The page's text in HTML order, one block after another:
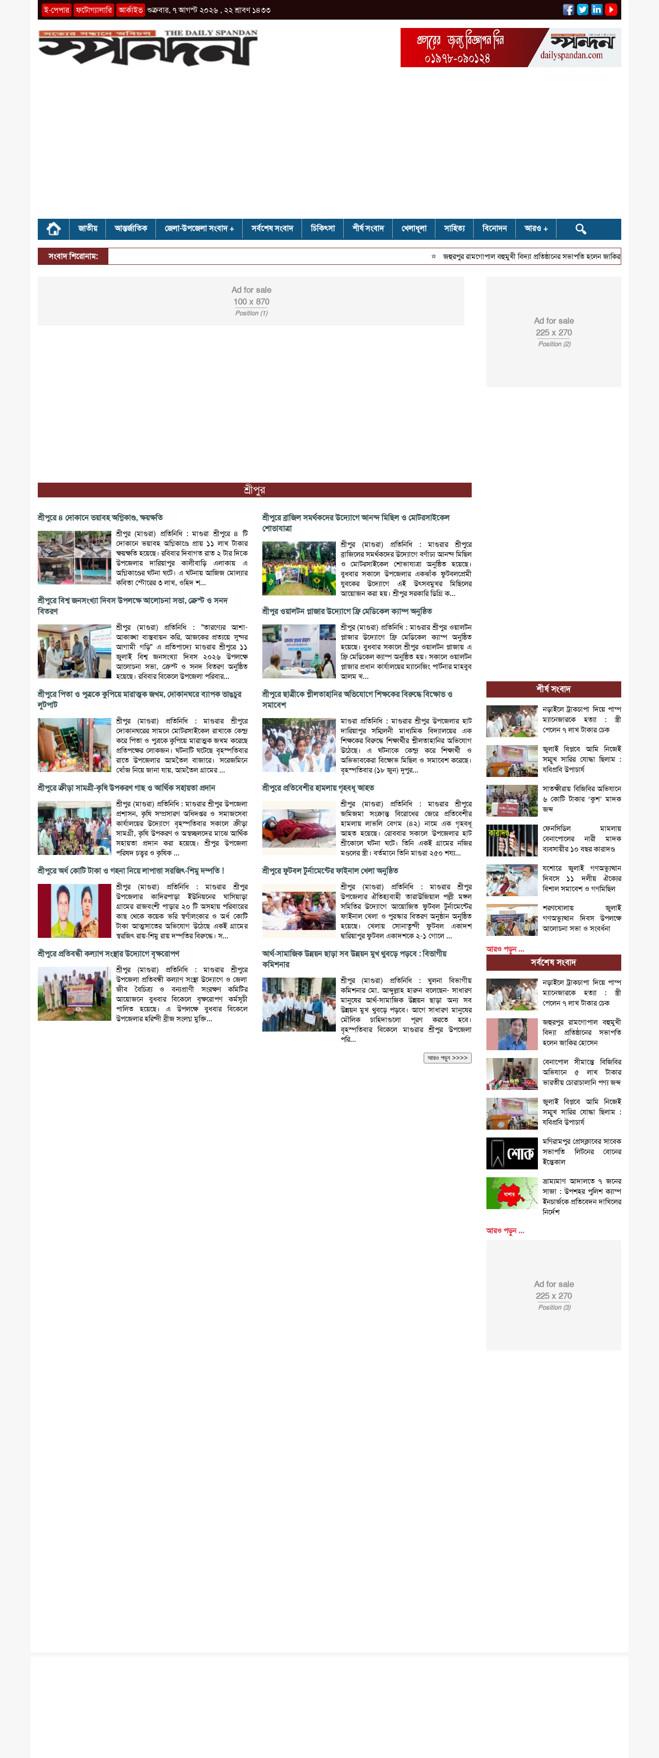
ই-পেপার ফটোগ্যালারি আর্কাইভ শুক্রবার, ৭ আগস্ট ২০২৬ , ২২ শ্রাবণ ১৪৩৩
জাতীয় আন্তর্জাতিক জেলা-উপজেলা সংবাদ সর্বশেষ সংবাদ চিকিৎসা শীর্ষ সংবাদ খেলাধূলা সাহিত্য বিনোদন আরও 🔍
সংবাদ শিরোনাম: জহুরপুর রামগোপাল বহুমুখী বিদ্যা প্রতিষ্ঠানের সভাপতি হলেন জাকির হোসেন
Ad for sale
100 x 870
Position (1)
শ্রীপুর
শ্রীপুরে ৪ দোকানে ভয়াবহ অগ্নিকাণ্ড, ক্ষয়ক্ষতি
শ্রীপুর (মাগুরা) প্রতিনিধি : মাগুরা শ্রীপুরে ৪ টি
দোকানে ভয়াবহ অগ্নিকাণ্ডে প্রায় ১১ লাখ টাকার
ক্ষয়ক্ষতি হয়েছে। রবিবার দিবাগত রাত ২ টার দিকে
উপজেলার দারিয়াপুর কালীবাড়ি এলাকায় এ
অগ্নিকাণ্ডের ঘটনা ঘটে। এ ঘটনায় আজিজ মোল্যার
কবিতা স্টোরের ৩ লাখ, ওহিদ শ...
শ্রীপুরে বিশ্ব জনসংখ্যা দিবস উপলক্ষে আলোচনা সভা, ক্রেস্ট ও সনদ
বিতরণ
শ্রীপুর (মাগুরা) প্রতিনিধি : "তারণ্যের আশা-
আকাঙ্খা বাস্তবায়ন করি, আজকের প্রত্যয়ে সুন্দর
আগামী গড়ি" এ প্রতিপাদ্যে মাগুরার শ্রীপুরে ১১
জুলাই বিশ্ব জনসংখ্যা দিবস ২০২৬ উপলক্ষে
আলোচনা সভা, ক্রেস্ট ও সনদ বিতরণ অনুষ্ঠিত
হয়েছে। রবিবার বিকেলে উপজেলা পরিবার...
শ্রীপুরে পিতা ও পুত্রকে কুপিয়ে মারাত্মক জখম, দোকানঘরে ব্যাপক ভাঙচুর
লুটপাট
শ্রীপুর (মাগুরা) প্রতিনিধি : মাগুরার শ্রীপুরে
দোকানঘরের সামনে মোটরসাইকেল রাখাকে কেন্দ্র
করে পিতা ও পুত্রকে কুপিয়ে মারাত্মক জখম করেছে
প্রতিপক্ষের লোকজন। ঘটনাটি ঘটেছে বৃহস্পতিবার
রাতে উপজেলার আমতৈল বাজারে। সরেজমিনে
খোঁজ নিয়ে জানা যায়, আমতৈল গ্রামের ...
শ্রীপুরে ক্রীড়া সামগ্রী-কৃষি উপকরণ গাছ ও আর্থিক সহায়তা প্রদান
শ্রীপুর (মাগুরা) প্রতিনিধি : মাগুরার শ্রীপুর উপজেলা
প্রশাসন, কৃষি সম্প্রসারণ অধিদপ্তর ও সমাজসেবা
কার্যালয়ের উদ্যোগে বৃহস্পতিবার সকালে ক্রীড়া
সামগ্রী, কৃষি উপকরণ ও অস্বচ্ছলদের মাঝে আর্থিক
সহায়তা প্রদান করা হয়েছে। শ্রীপুর উপজেলা
পরিষদ চত্বর ও কৃষিক ...
শ্রীপুরে অর্ধ কোটি টাকা ও গহনা নিয়ে লাপাত্তা সরজিৎ-শিমু দম্পতি !
শ্রীপুর (মাগুরা) প্রতিনিধি : মাগুরার শ্রীপুর
উপজেলার কাদিরপাড়া ইউনিয়নের ঘাসিয়াড়া
গ্রামের রাজবংশী পাড়ার ২০ টি অসহায় পরিবারের
কাছ থেকে কয়েক ভরি স্বর্ণালংকার ও অর্ধ কোটি
টাকা আত্মসাতের অভিযোগ উঠেছে একই গ্রামের
স্বরজিৎ রায়-শিমু রায় দম্পতির বিরুদ্ধে। স...
শ্রীপুরে প্রতিবন্ধী কল্যাণ সংস্থার উদ্যোগে বৃক্ষরোপণ
শ্রীপুর (মাগুরা) প্রতিনিধি : মাগুরার শ্রীপুরে
উপজেলা প্রতিবন্ধী কল্যাণ সংস্থা উদ্যোগে ও জেলা
জীব বৈচিত্র্য ও বন্যপ্রাণী সংরক্ষণ কমিটির
আয়োজনে বুধবার বিকেলে বৃক্ষরোপণ কর্মসূচী
পালিত হয়েছে। এ উপলক্ষে বুধবার বিকেলে
উপজেলার হরিন্দী ব্রীজ সংলগ্ন মুক্তি...
শ্রীপুরে ব্রাজিল সমর্থকদের উদ্যোগে আনন্দ মিছিল ও মোটরসাইকেল
শোভাযাত্রা
শ্রীপুর (মাগুরা) প্রতিনিধি : মাগুরার শ্রীপুরে
ব্রাজিলের সমর্থকদের উদ্যোগে বর্ণাঢ্য আনন্দ মিছিল
ও মোটরসাইকেল শোভাযাত্রা অনুষ্ঠিত হয়েছে।
বুধবার সকালে উপজেলার একঝাঁক ফুটবলপ্রেমী
যুবকের উদ্যোগে এই উৎসবমুখর মিছিলের
আয়োজন করা হয়। শ্রীপুর সরকারি ডিগ্রি ক...
শ্রীপুর ওয়ালটন প্লাজার উদ্যোগে ফ্রি মেডিকেল ক্যাম্প অনুষ্ঠিত
শ্রীপুর (মাগুরা) প্রতিনিধি : মাগুরার শ্রীপুর ওয়ালটন
প্লাজার উদ্যোগে ফ্রি মেডিকেল ক্যাম্প অনুষ্ঠিত
হয়েছে। বুধবার সকালে শ্রীপুর ওয়ালটন প্লাজায় এ
ফ্রি মেডিকেল ক্যাম্প অনুষ্ঠিত হয়। সকালে ওয়ালটন
প্লাজার প্রধান কার্যালয়ের ম্যানেজিং পার্টনার মাহবুব
আলম খ...
শ্রীপুরে ছাত্রীকে শ্লীলতাহানির অভিযোগে শিক্ষকের বিরুদ্ধে বিক্ষোভ ও
সমাবেশ
মাগুরা প্রতিনিধি : মাগুরার শ্রীপুর উপজেলার হাট
দারিয়াপুর সম্মিলনী মাধ্যমিক বিদ্যালয়ের এক
শিক্ষকের বিরুদ্ধে শিক্ষার্থীর শ্লীলতাহানির অভিযোগ
উঠেছে। এ ঘটনাকে কেন্দ্র করে শিক্ষার্থী ও
অভিভাবকেরা বিক্ষোভ মিছিল ও সমাবেশ করেছে।
বৃহস্পতিবার (১৮ জুন) দুপুর...
শ্রীপুরে প্রতিবেশীর হামলায় গৃহবধূ আহত
শ্রীপুর (মাগুরা) প্রতিনিধি : মাগুরার শ্রীপুরে
জমিজমা সংক্রান্ত বিরোধের জেরে প্রতিবেশীর
হামলায় লাভলি বেগম (৪২) নামে এক গৃহবধূ
আহত হয়েছে। রোববার সকালে উপজেলার হাট
শ্রীকোলে ঘটনা ঘটে। তিনি একই গ্রামের নজির
মণ্ডলের স্ত্রী। বর্তমানে তিনি মাগুরা ২৫০ শয্য...
শ্রীপুরে ফুটবল টুর্নামেন্টের ফাইনাল খেলা অনুষ্ঠিত
শ্রীপুর (মাগুরা) প্রতিনিধি : মাগুরার শ্রীপুর
উপজেলার ঐতিহ্যবাহী তারাউজিয়াল পল্লী মঙ্গল
সমিতির উদ্যোগে আয়োজিত ফুটবল টুর্নামেন্টের
ফাইনাল খেলা ও পুরস্কার বিতরণ অনুষ্ঠান অনুষ্ঠিত
হয়েছে। খেলায় সোনাতুন্দী ফুটবল একাদশ
দ্বারিয়াপুর ফুটবল একাদশকে ২-১ গোলে ...
আর্থ-সামাজিক উন্নয়ন ছাড়া সব উন্নয়ন মুখ থুবড়ে পড়বে : বিভাগীয়
কমিশনার
শ্রীপুর (মাগুরা) প্রতিনিধি : খুলনা বিভাগীয়
কমিশনার মো. আব্দুল্লাহ হারুন বলেছেন- সাধারণ
মানুষের আর্থ-সামাজিক উন্নয়ন ছাড়া অন্য সব
উন্নয়ন মুখ থুবড়ে পড়বে। আগে সাধারণ মানুষের
মৌলিক চাহিদাগুলো পূরণ করতে হবে।
বৃহস্পতিবার বিকেলে মাগুরার শ্রীপুর উপজেলা
পরি...
আরও পড়ুন >>>>
Ad for sale
225 x 270
Position (2)
শীর্ষ সংবাদ
নড়াইলে ট্রাকচাপা দিয়ে পাম্প
ম্যানেজারকে হত্যা : স্ত্রী
পেলেন ৭ লাখ টাকার চেক
জুলাই বিপ্লবে আমি নিজেই
সম্মুখ সারির যোদ্ধা ছিলাম :
যবিপ্রবি উপাচার্য
সাতক্ষীরায় বিজিবির অভিযানে
৬ কোটি টাকার ‘কুশ’ মাদক
জব্দ
ফেনসিডিল মামলায়
বেনাপোলের নারী মাদক
ব্যবসায়ীর ১০ বছর কারাদণ্ড
যশোরে জুলাই গণঅভ্যুত্থান
দিবসে ১১ দলীয় ঐক্যের
বিশাল সমাবেশ ও গণমিছিল
শরণখোলায় জুলাই
গণঅভ্যুত্থান দিবস উপলক্ষে
আলোচনা সভা ও সংবর্ধনা
আরও পড়ুন ...
সর্বশেষ সংবাদ
নড়াইলে ট্রাকচাপা দিয়ে পাম্প
ম্যানেজারকে হত্যা : স্ত্রী
পেলেন ৭ লাখ টাকার চেক
জহুরপুর রামগোপাল বহুমুখী
বিদ্যা প্রতিষ্ঠানের সভাপতি
হলেন জাকির হোসেন
বেনাপোল সীমান্তে বিজিবির
অভিযানে ৫ লাখ টাকার
ভারতীয় চোরাচালানি পণ্য জব্দ
জুলাই বিপ্লবে আমি নিজেই
সম্মুখ সারির যোদ্ধা ছিলাম :
যবিপ্রবি উপাচার্য
মণিরামপুর প্রেসক্লাবের সাবেক
সভাপতি লিটনের বোনের
ইন্তেকাল
ভ্রাম্যমাণ আদালতে ৭ জনের
সাজা : উপশহর পুলিশ ক্যাম্প
ইনচার্জকে প্রতিবেদন দাখিলের
নির্দেশ
আরও পড়ুন ...
Ad for sale
225 x 270
Position (3)